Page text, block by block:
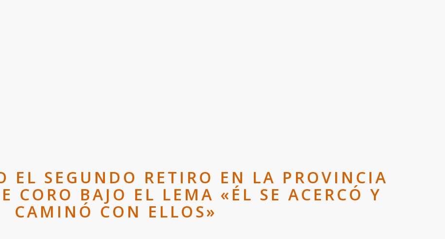
EL SEGUNDO RETIRO EN LA PROVINCIA
CORO BAJO EL LEMA «ÉL SE ACERCÓ Y
CAMINÓ CON ELLOS»